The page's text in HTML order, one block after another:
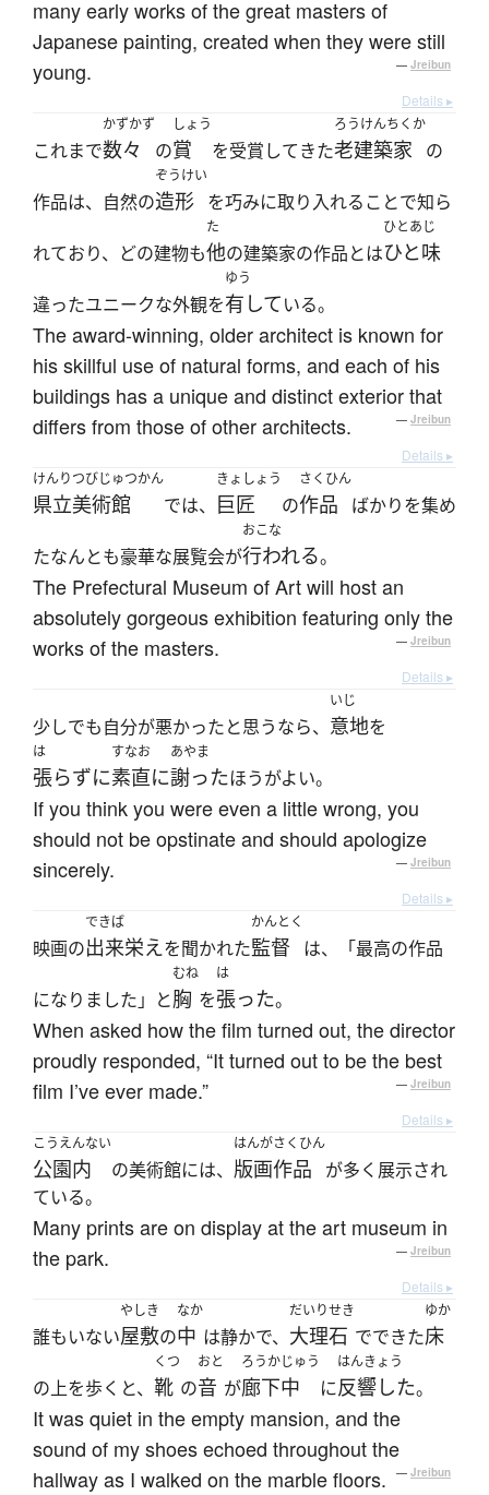
many early works of the great masters of
Japanese painting, created when they were still
young.
— Jreibun
Details ▸
これまで
かずかず
数々 の
しょう
賞 を受賞してきた
ろうけんちくか
老建築家 の
作品は、自然の
ぞうけい
造形 を巧みに取り入れることで知ら
れており、どの建物も
た
他の建築家の作品とは
ひとあじ
ひと味
違ったユニークな外観を
ゆう
有している。
The award-winning, older architect is known for
his skillful use of natural forms, and each of his
buildings has a unique and distinct exterior that
differs from those of other architects.
— Jreibun
Details ▸
けんりつびじゅつかん
県立美術館 では、
きょしょう
巨匠 の
さくひん
作品 ばかりを集め
たなんとも豪華な展覧会が
おこな
行われる。
The Prefectural Museum of Art will host an
absolutely gorgeous exhibition featuring only the
works of the masters.
— Jreibun
Details ▸
少しでも自分が悪かったと思うなら、
いじ
意地を
は
張らずに
すなお
素直に
あやま
謝ったほうがよい。
If you think you were even a little wrong, you
should not be opstinate and should apologize
sincerely.
— Jreibun
Details ▸
映画の
できば
出来栄えを聞かれた
かんとく
監督 は、「最高の作品
になりました」と
むね
胸 を
は
張った。
When asked how the film turned out, the director
proudly responded, “It turned out to be the best
film I’ve ever made.”
— Jreibun
Details ▸
こうえんない
公園内 の美術館には、
はんがさくひん
版画作品
が多く展示され
ている。
Many prints are on display at the art museum in
the park.
— Jreibun
Details ▸
誰もいない
やしき
屋敷の
なか
中 は静かで、
だいりせき
大理石 でできた
ゆか
床
の上を歩くと、
くつ
靴 の
おと
音 が
ろうかじゅう
廊下中 に
はんきょう
反響した。
It was quiet in the empty mansion, and the
sound of my shoes echoed throughout the
hallway as I walked on the marble floors.
— Jreibun